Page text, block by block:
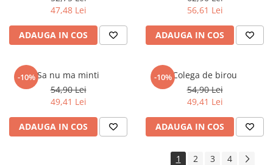
47,48 Lei
ADAUGA IN COS
56,61 Lei
ADAUGA IN COS
-10%Sa nu ma minti
54,90 Lei
49,41 Lei
ADAUGA IN COS
-10%Colega de birou
54,90 Lei
49,41 Lei
ADAUGA IN COS
1 2 3 4